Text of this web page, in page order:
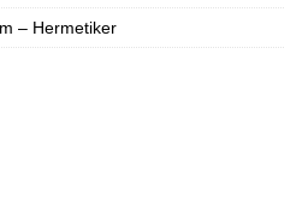
– Hermetiker